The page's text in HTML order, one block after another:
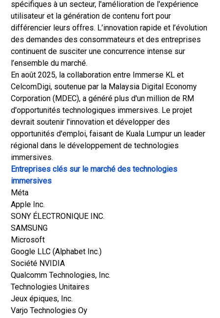
spécifiques à un secteur, l'amélioration de l'expérience
utilisateur et la génération de contenu fort pour
différencier leurs offres. L’innovation rapide et l’évolution
des demandes des consommateurs et des entreprises
continuent de susciter une concurrence intense sur
l’ensemble du marché.
En août 2025, la collaboration entre Immerse KL et
CelcomDigi, soutenue par la Malaysia Digital Economy
Corporation (MDEC), a généré plus d'un million de RM
d'opportunités technologiques immersives. Le projet
devrait soutenir l'innovation et développer des
opportunités d'emploi, faisant de Kuala Lumpur un leader
régional dans le développement de technologies
immersives.
Entreprises clés sur le marché des technologies
immersives
Méta
Apple Inc.
SONY ÉLECTRONIQUE INC.
SAMSUNG
Microsoft
Google LLC (Alphabet Inc.)
Société NVIDIA
Qualcomm Technologies, Inc.
Technologies Unitaires
Jeux épiques, Inc.
Varjo Technologies Oy